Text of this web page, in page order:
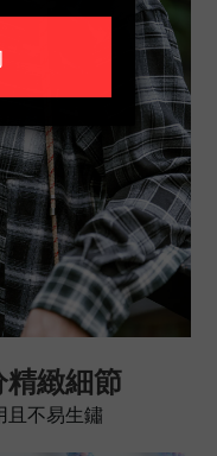
精緻細節
且不易生鏽